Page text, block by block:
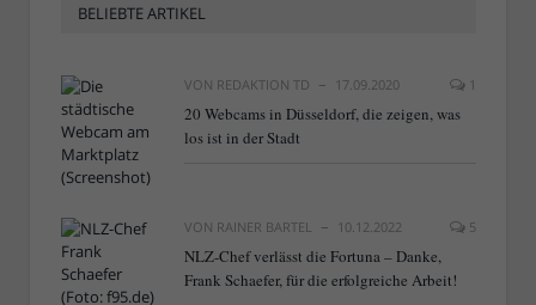
BELIEBTE ARTIKEL
VON REDAKTION TD 17.09.2020 1
20 Webcams in Düsseldorf, die zeigen, was
los ist in der Stadt
VON RAINER BARTEL 10.12.2022 5
NLZ-Chef verlässt die Fortuna – Danke,
Frank Schaefer, für die erfolgreiche Arbeit!